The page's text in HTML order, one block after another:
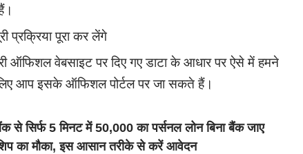
प्रक्रिया पूरा कर लेंगे
ऑफिशल वेबसाइट पर दिए गए डाटा के आधार पर ऐसे में हमने
आप इसके ऑफिशल पोर्टल पर जा सकते हैं।
5 मिनट में 50,000 का पर्सनल लोन बिना बैंक जाए
का मौका, इस आसान तरीके से करें आवेदन